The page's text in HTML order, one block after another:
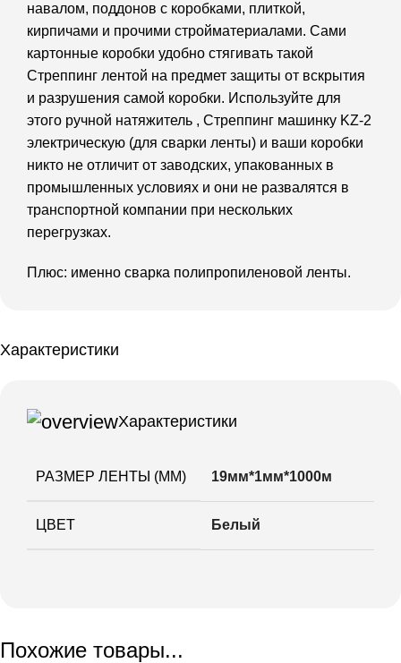
навалом, поддонов с коробками, плиткой,
кирпичами и прочими стройматериалами. Сами
картонные коробки удобно стягивать такой
Стреппинг лентой на предмет защиты от вскрытия
и разрушения самой коробки. Используйте для
этого ручной натяжитель , Cтреппинг машинку KZ-2
электрическую (для сварки ленты) и ваши коробки
никто не отличит от заводских, упакованных в
промышленных условиях и они не развалятся в
транспортной компании при нескольких
перегрузках.
Плюс: именно сварка полипропиленовой ленты.
Характеристики
Характеристики
РАЗМЕР ЛЕНТЫ (ММ) 19мм*1мм*1000м
ЦВЕТ Белый
Похожие товары...